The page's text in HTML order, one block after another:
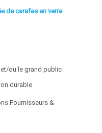
de carafes en verre
ou le grand public
durable
Fournisseurs &